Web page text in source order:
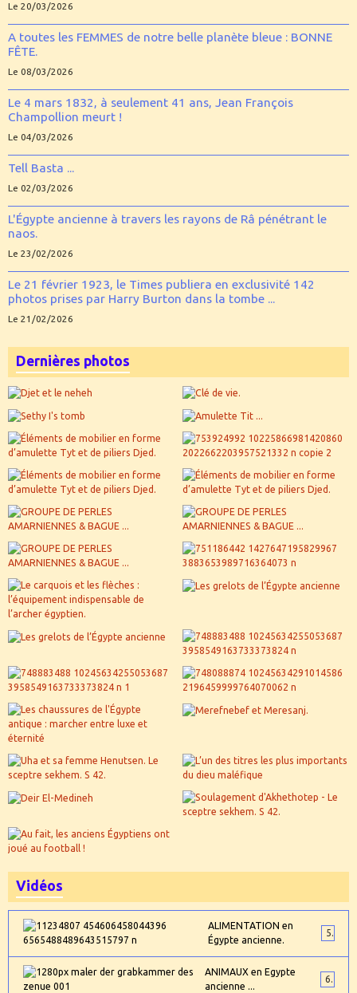
Le 20/03/2026
A toutes les FEMMES de notre belle planète bleue : BONNE
FÊTE.
Le 08/03/2026
Le 4 mars 1832, à seulement 41 ans, Jean François
Champollion meurt !
Le 04/03/2026
Tell Basta ...
Le 02/03/2026
L'Égypte ancienne à travers les rayons de Râ pénétrant le
naos.
Le 23/02/2026
Le 21 février 1923, le Times publiera en exclusivité 142
photos prises par Harry Burton dans la tombe ...
Le 21/02/2026
Dernières photos
Vidéos
ALIMENTATION en
Égypte ancienne.
5
ANIMAUX en Egypte
ancienne ...
6